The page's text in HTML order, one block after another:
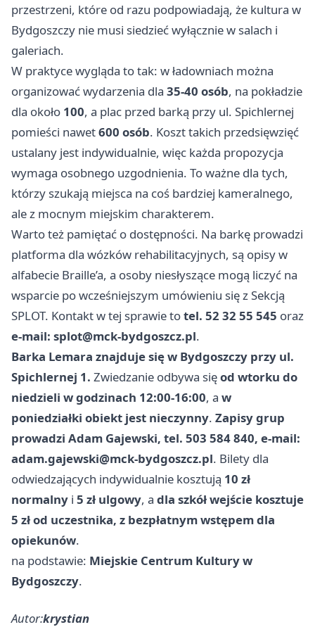
przestrzeni, które od razu podpowiadają, że kultura w
Bydgoszczy nie musi siedzieć wyłącznie w salach i
galeriach.
W praktyce wygląda to tak: w ładowniach można
organizować wydarzenia dla 35-40 osób, na pokładzie
dla około 100, a plac przed barką przy ul. Spichlernej
pomieści nawet600 osób. Koszt takich przedsięwzięć
ustalany jest indywidualnie, więc każda propozycja
wymaga osobnego uzgodnienia. To ważne dla tych,
którzy szukają miejsca na coś bardziej kameralnego,
ale z mocnym miejskim charakterem.
Warto też pamiętać o dostępności. Na barkę prowadzi
platforma dla wózków rehabilitacyjnych, są opisy w
alfabecie Braille’a, a osoby niesłyszące mogą liczyć na
wsparcie po wcześniejszym umówieniu się z Sekcją
SPLOT. Kontakt w tej sprawie totel. 52 32 55 545 oraz
e-mail: splot@mck-bydgoszcz.pl.
Barka Lemara znajduje się w Bydgoszczy przy ul.
Spichlernej 1. Zwiedzanie odbywa sięod wtorku do
niedzieli w godzinach 12:00-16:00, a w
poniedziałki obiekt jest nieczynny. Zapisy grup
prowadzi Adam Gajewski, tel. 503 584 840, e-mail:
adam.gajewski@mck-bydgoszcz.pl. Bilety dla
odwiedzających indywidualnie kosztują 10 zł
normalny i 5 zł ulgowy, a dla szkół wejście kosztuje
5 zł od uczestnika, z bezpłatnym wstępem dla
opiekunów.
na podstawie: Miejskie Centrum Kultury w
Bydgoszczy.
Autor:krystian